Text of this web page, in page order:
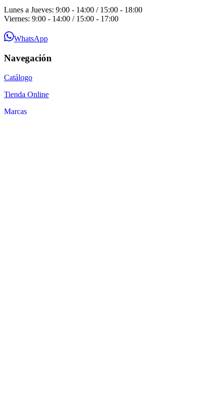
Lunes a Jueves: 9:00 - 14:00 / 15:00 - 18:00
Viernes: 9:00 - 14:00 / 15:00 - 17:00
WhatsApp
Navegación
Catálogo
Tienda Online
Marcas